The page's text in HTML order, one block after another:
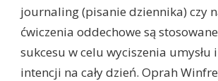
journaling (pisanie dziennika) czy
ćwiczenia oddechowe są
sukcesu w celu wyciszenia umysłu
intencji na cały dzień. Oprah